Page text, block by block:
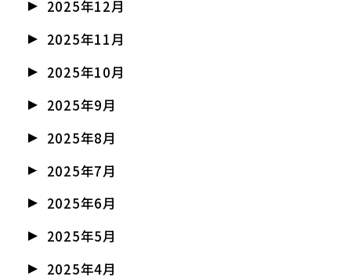
2025年12月
2025年11月
2025年10月
2025年9月
2025年8月
2025年7月
2025年6月
2025年5月
2025年4月